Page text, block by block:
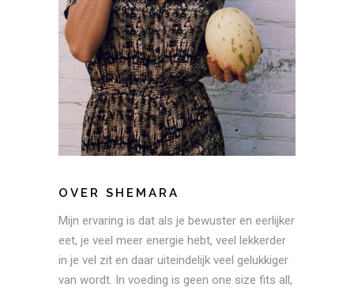
OVER SHEMARA
Mijn ervaring is dat als je bewuster en eerlijker
eet, je veel meer energie hebt, veel lekkerder
in je vel zit en daar uiteindelijk veel gelukkiger
van wordt. In voeding is geen one size fits all,